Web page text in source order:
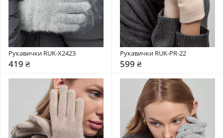
Рукавички RUK-X2423
419 ₴
Рукавички RUK-PR-22
599 ₴